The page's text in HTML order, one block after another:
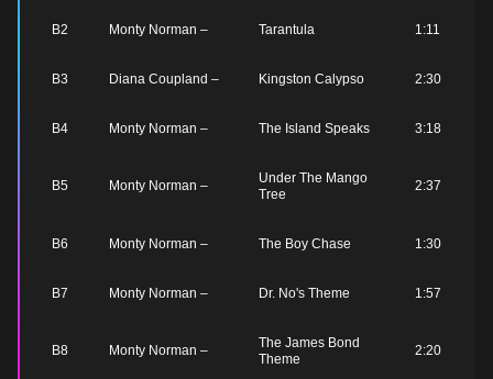
B2 Monty Norman – Tarantula 1:11
B3 Diana Coupland – Kingston Calypso 2:30
B4 Monty Norman – The Island Speaks 3:18
B5 Monty Norman –
Under The Mango
Tree
2:37
B6 Monty Norman – The Boy Chase 1:30
B7 Monty Norman – Dr. No's Theme 1:57
B8 Monty Norman –
The James Bond
Theme
2:20